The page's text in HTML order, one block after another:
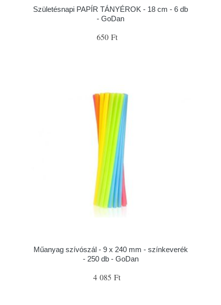
Születésnapi PAPÍR TÁNYÉROK - 18 cm - 6 db
- GoDan
650 Ft
Műanyag szívószál - 9 x 240 mm - színkeverék
- 250 db - GoDan
4 085 Ft